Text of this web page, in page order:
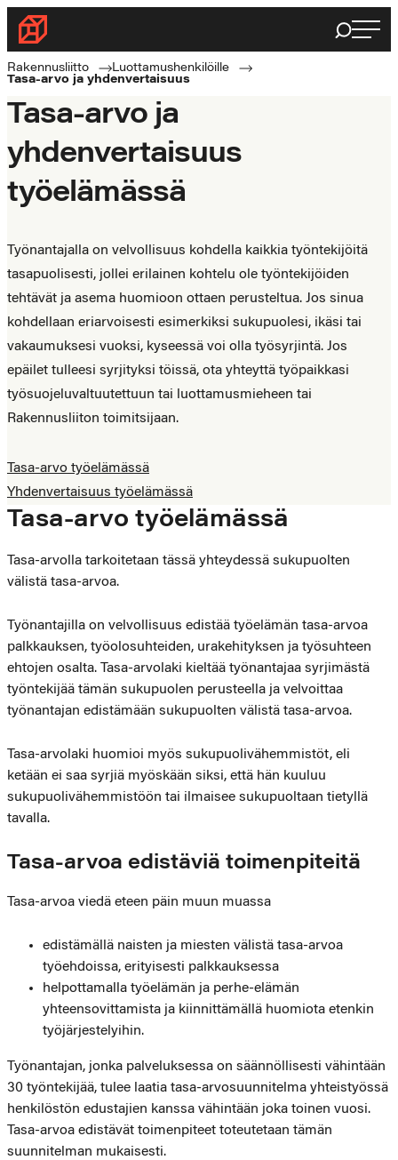
Siirry
suoraan
sisältöön
Rakennusliitto
Rakennusalan
ammattilaisten
puolella
Haku
Rakennusliitto
Luottamushenkilöille
Tasa-arvo ja yhdenvertaisuus
Tasa-arvo ja
yhdenvertaisuus
työelämässä
Työnantajalla on velvollisuus kohdella kaikkia työntekijöitä
tasapuolisesti, jollei erilainen kohtelu ole työntekijöiden
tehtävät ja asema huomioon ottaen perusteltua. Jos sinua
kohdellaan eriarvoisesti esimerkiksi sukupuolesi, ikäsi tai
vakaumuksesi vuoksi, kyseessä voi olla työsyrjintä. Jos
epäilet tulleesi syrjityksi töissä, ota yhteyttä työpaikkasi
työsuojeluvaltuutettuun tai luottamusmieheen tai
Rakennusliiton toimitsijaan.
Tasa-arvo työelämässä
Yhdenvertaisuus työelämässä
Tasa-arvo työelämässä
Tasa-arvolla tarkoitetaan tässä yhteydessä sukupuolten
välistä tasa-arvoa.
Työnantajilla on velvollisuus edistää työelämän tasa-arvoa
palkkauksen, työolosuhteiden, urakehityksen ja työsuhteen
ehtojen osalta. Tasa-arvolaki kieltää työnantajaa syrjimästä
työntekijää tämän sukupuolen perusteella ja velvoittaa
työnantajan edistämään sukupuolten välistä tasa-arvoa.
Tasa-arvolaki huomioi myös sukupuolivähemmistöt, eli
ketään ei saa syrjiä myöskään siksi, että hän kuuluu
sukupuolivähemmistöön tai ilmaisee sukupuoltaan tietyllä
tavalla.
Tasa-arvoa edistäviä toimenpiteitä
Tasa-arvoa viedä eteen päin muun muassa
edistämällä naisten ja miesten välistä tasa-arvoa
työehdoissa, erityisesti palkkauksessa
helpottamalla työelämän ja perhe-elämän
yhteensovittamista ja kiinnittämällä huomiota etenkin
työjärjestelyihin.
Työnantajan, jonka palveluksessa on säännöllisesti vähintään
30 työntekijää, tulee laatia tasa-arvosuunnitelma yhteistyössä
henkilöstön edustajien kanssa vähintään joka toinen vuosi.
Tasa-arvoa edistävät toimenpiteet toteutetaan tämän
suunnitelman mukaisesti.